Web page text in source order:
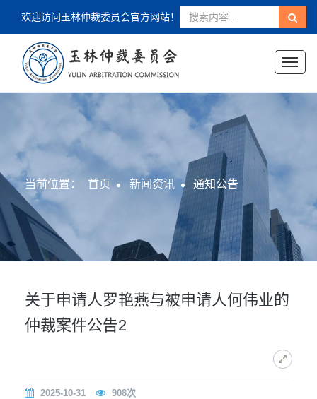
欢迎访问玉林仲裁委员会官方网站！
当前位置： 首页 新闻资讯 通知公告
关于申请人罗艳燕与被申请人何伟业的
仲裁案件公告2
2025-10-31 908次